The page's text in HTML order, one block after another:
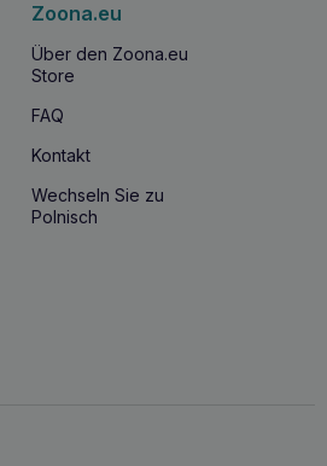
Zoona.eu
Über den Zoona.eu
Store
FAQ
Kontakt
Wechseln Sie zu
Polnisch